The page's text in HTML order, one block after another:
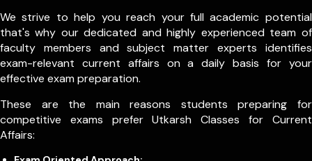
We strive to help you reach your full academic potential
that's why our dedicated and highly experienced team of
faculty members and subject matter experts identifies
exam-relevant current affairs on a daily basis for your
effective exam preparation.
These are the main reasons students preparing for
competitive exams prefer Utkarsh Classes for Current
Affairs: